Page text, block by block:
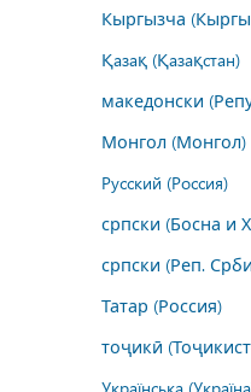
Кыргызча
Қазақ (Қазақстан)
македонски
Монгол (Монгол)
Русский (Россия)
српски (Босна и
српски (Реп.
Татар (Россия)
тоҷикӣ
Українська